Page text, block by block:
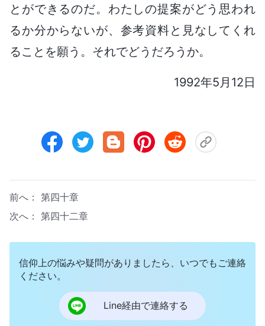
とができるのだ。わたしの提案がどう思われ
るか分からないが、参考資料と見なしてくれ
ることを願う。それでどうだろうか。
1992年5月12日
前へ： 第四十章
次へ： 第四十二章
信仰上の悩みや疑問がありましたら、いつでもご連絡
ください。
Line経由で連絡する